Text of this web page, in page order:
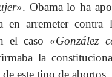
. Obama lo ha
arremeter contra
el caso «González
la
este tipo de abortos.